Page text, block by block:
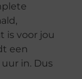
is voor jou
een
in. Dus